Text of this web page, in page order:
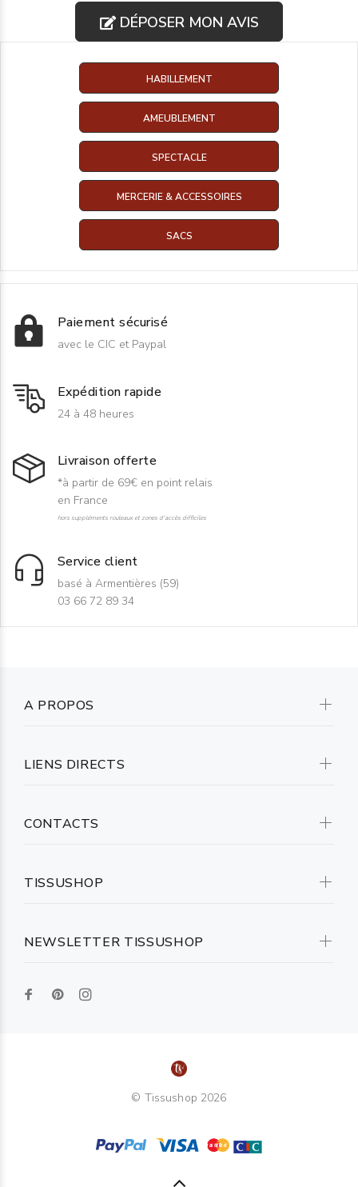
DÉPOSER MON AVIS
HABILLEMENT
AMEUBLEMENT
SPECTACLE
MERCERIE & ACCESSOIRES
SACS
Paiement sécurisé
avec le CIC et Paypal
Expédition rapide
24 à 48 heures
Livraison offerte
*à partir de 69€ en point relais
en France
hors suppléments rouleaux et zones d'accès difficiles
Service client
basé à Armentières (59)
03 66 72 89 34
NEWSLETTER TISSUSHOP
A PROPOS
LIENS DIRECTS
CONTACTS
TISSUSHOP
© Tissushop 2026